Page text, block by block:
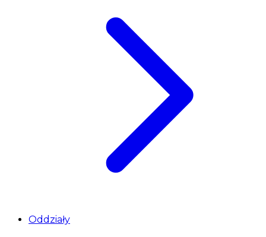
Oddziały